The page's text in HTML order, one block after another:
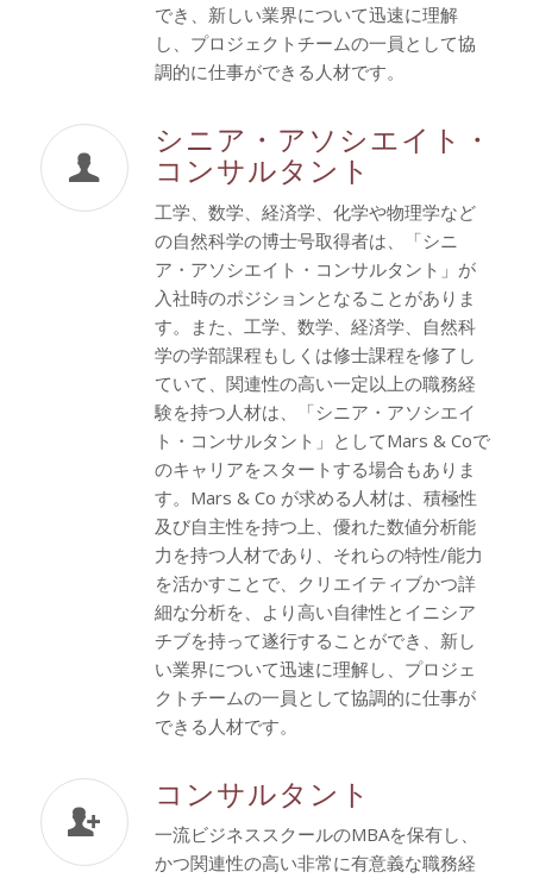
でき、新しい業界について迅速に理解
し、プロジェクトチームの一員として協
調的に仕事ができる人材です。
シニア・アソシエイト・
コンサルタント
工学、数学、経済学、化学や物理学など
の自然科学の博士号取得者は、「シニ
ア・アソシエイト・コンサルタント」が
入社時のポジションとなることがありま
す。また、工学、数学、経済学、自然科
学の学部課程もしくは修士課程を修了し
ていて、関連性の高い一定以上の職務経
験を持つ人材は、「シニア・アソシエイ
ト・コンサルタント」としてMars & Coで
のキャリアをスタートする場合もありま
す。Mars & Co が求める人材は、積極性
及び自主性を持つ上、優れた数値分析能
力を持つ人材であり、それらの特性/能力
を活かすことで、クリエイティブかつ詳
細な分析を、より高い自律性とイニシア
チブを持って遂行することができ、新し
い業界について迅速に理解し、プロジェ
クトチームの一員として協調的に仕事が
できる人材です。
コンサルタント
一流ビジネススクールのMBAを保有し、
かつ関連性の高い非常に有意義な職務経